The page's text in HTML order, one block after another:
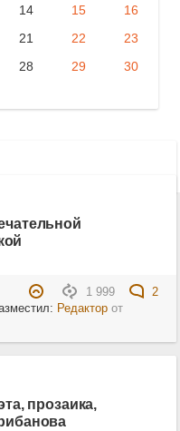
14 15
16
21 22
23
28 29
30
1 999
2
Редакторот
прозаика,